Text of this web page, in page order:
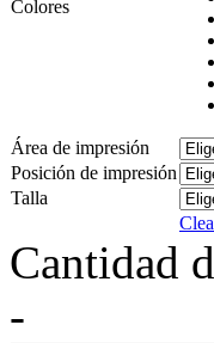
Colores
Área de impresión
Posición de impresión
Talla
Cantidad
-